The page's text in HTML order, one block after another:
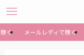
ぐ メールレディで稼ぐ